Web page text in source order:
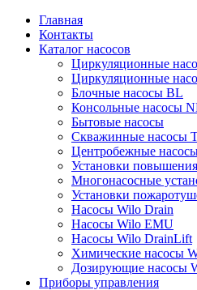
Главная
Контакты
Каталог насосов
Циркуляционные
Циркуляционные
Блочные насосы BL
Консольные насосы
Бытовые насосы
Скважинные насосы
Центробежные
Установки
Многонасосные
Установки
Насосы Wilo Drain
Насосы Wilo EMU
Насосы Wilo DrainLift
Химические насосы
Дозирующие насосы
Приборы управления